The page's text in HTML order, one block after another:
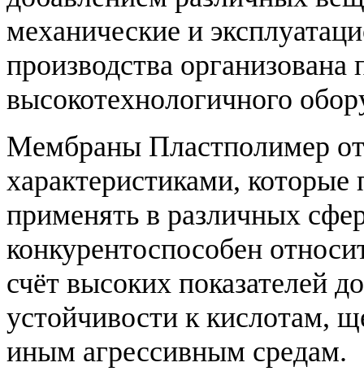
механические и
производства
высокотехнологичного
Мембраны Пластполимер
характеристиками,
применять в различных
конкурентоспособен
счёт высоких показателей
устойчивости к кислотам,
иным агрессивным средам.